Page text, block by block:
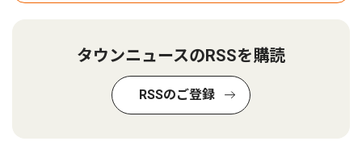
タウンニュースのRSSを購読
RSSのご登録